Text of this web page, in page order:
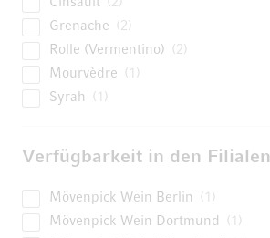
Cinsault
2
Grenache
2
Rolle (Vermentino)
2
Mourvèdre
1
Syrah
1
Verfügbarkeit in den Filialen
Mövenpick Wein Berlin
1
Mövenpick Wein Dortmund
1